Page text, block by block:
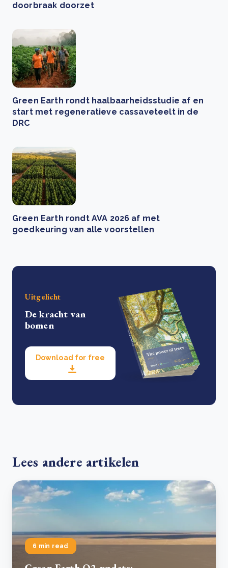
doorbraak doorzet
Green Earth rondt haalbaarheidsstudie af en
start met regeneratieve cassaveteelt in de
DRC
Green Earth rondt AVA 2026 af met
goedkeuring van alle voorstellen
Uitgelicht
De kracht van
bomen
Download for free
Lees andere artikelen
6 min read